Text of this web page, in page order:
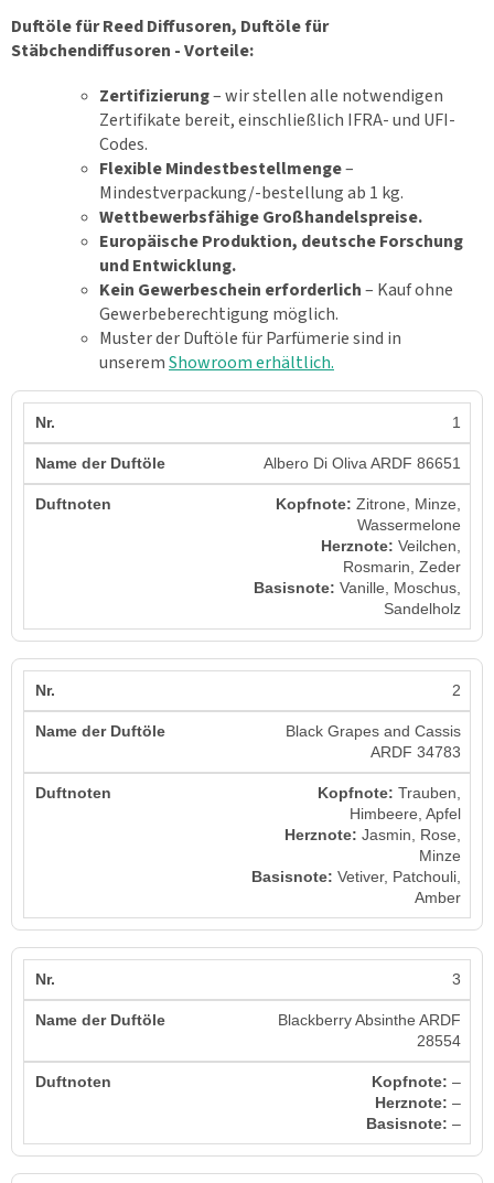
Duftöle für Reed Diffusoren, Duftöle für
Stäbchendiffusoren - Vorteile:
Zertifizierung– wir stellen alle notwendigen
Zertifikate bereit, einschließlich IFRA- und UFI-
Codes.
Flexible Mindestbestellmenge–
Mindestverpackung/-bestellung ab 1 kg.
Wettbewerbsfähige Großhandelspreise.
Europäische Produktion, deutsche Forschung
und Entwicklung.
Kein Gewerbeschein erforderlich– Kauf ohne
Gewerbeberechtigung möglich.
Muster der Duftöle für Parfümerie sind in
unseremShowroom erhältlich.
1
Albero Di Oliva ARDF 86651
Kopfnote: Zitrone, Minze,
Wassermelone
Herznote: Veilchen,
Rosmarin, Zeder
Basisnote: Vanille, Moschus,
Sandelholz
2
Black Grapes and Cassis
ARDF 34783
Kopfnote: Trauben,
Himbeere, Apfel
Herznote: Jasmin, Rose,
Minze
Basisnote: Vetiver, Patchouli,
Amber
3
Blackberry Absinthe ARDF
28554
Kopfnote: –
Herznote: –
Basisnote: –